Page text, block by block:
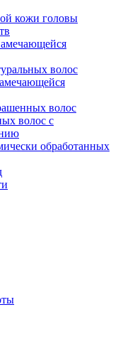
кожи головы
волос
волос
волос с
обработанных